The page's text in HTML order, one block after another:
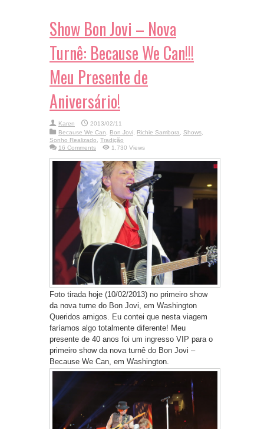
Show Bon Jovi – Nova
Turnê: Because We Can!!!
Meu Presente de
Aniversário!
Karen
2013/02/11
Because We Can, Bon Jovi, Richie Sambora, Shows,
Sonho Realizado, Tradição
16 Comments
1,730 Views
Foto tirada hoje (10/02/2013) no primeiro show
da nova turne do Bon Jovi, em Washington
Queridos amigos. Eu contei que nesta viagem
faríamos algo totalmente diferente! Meu
presente de 40 anos foi um ingresso VIP para o
primeiro show da nova turnê do Bon Jovi –
Because We Can, em Washington.